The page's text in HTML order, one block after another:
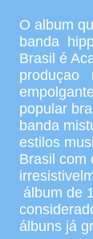
O album
banda
Brasil é
produçao
popular
banda
estilos
Brasil com
álbum de
álbuns já